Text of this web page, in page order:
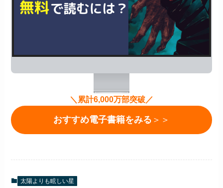
＼累計6,000万部突破／
おすすめ電子書籍をみる ＞＞
太陽よりも眩しい星